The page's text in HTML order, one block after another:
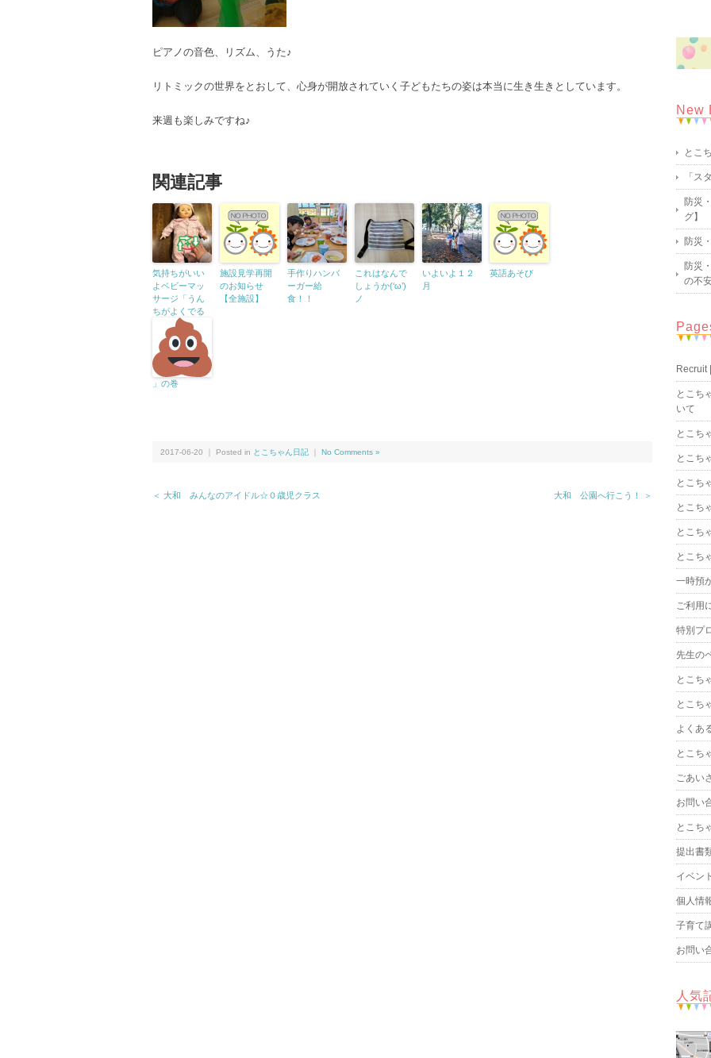
ピアノの音色、リズム、うた♪
リトミックの世界をとおして、心身が開放されていく子どもたちの姿は本当に生き生きとしています。
来週も楽しみですね♪
関連記事
気持ちがいい
よベビーマッ
サージ「うん
ちがよくでる
」の巻
施設見学再開
のお知らせ
【全施設】
手作りハンバ
ーガー給
食！！
これはなんで
しょうか(‘ω’)
ノ
いよいよ１２
月
英語あそび
2017-06-20 ｜ Posted in とこちゃん日記 No Comments »
＜ 大和 みんなのアイドル☆０歳児クラス 大和 公園へ行こう！ ＞
New
とこ
「ス
防災
グ】
防災
防災
の不
Recruit
とこち
いて
とこち
とこち
とこち
とこち
とこち
とこち
一時預
ご利用
特別プ
先生の
とこち
とこち
よくあ
とこち
ごあい
お問い
とこち
提出書
イベン
個人情
子育て
お問い
人気